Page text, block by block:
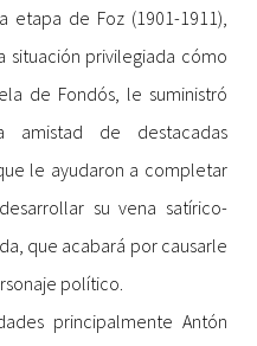
etapa de Foz (1901-1911),
privilegiada cómo
de Fondós, le suministró
de destacadas
le ayudaron a completar
su vena satírico-
que acabará por causarle
político.
principalmente Antón